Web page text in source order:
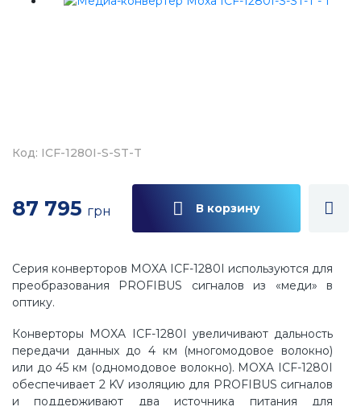
Код: ICF-1280I-S-ST-T
87 795 грн В корзину
Серия конверторов MOXA ICF-1280I используются для
преобразования PROFIBUS сигналов из «меди» в
оптику.
Конверторы MOXA ICF-1280I увеличивают дальность
передачи данных до 4 км (многомодовое волокно)
или до 45 км (одномодовое волокно). MOXA ICF-1280I
обеспечивает 2 KV изоляцию для PROFIBUS сигналов
и поддерживают два источника питания для